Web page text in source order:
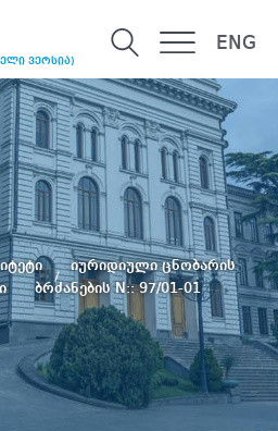
ვერსია)
ENG
იურიდიული ცნობარის
ბრძანების N:: 97/01-01